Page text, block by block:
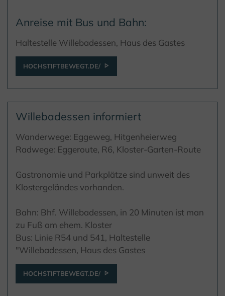
Anreise mit Bus und Bahn:
Haltestelle Willebadessen, Haus des Gastes
HOCHSTIFTBEWEGT.DE/
Willebadessen informiert
Wanderwege: Eggeweg, Hitgenheierweg
Radwege: Eggeroute, R6, Kloster-Garten-Route
Gastronomie und Parkplätze sind unweit des
Klostergeländes vorhanden.
Bahn: Bhf. Willebadessen, in 20 Minuten ist man
zu Fuß am ehem. Kloster
Bus: Linie R54 und 541, Haltestelle
"Willebadessen, Haus des Gastes
HOCHSTIFTBEWEGT.DE/